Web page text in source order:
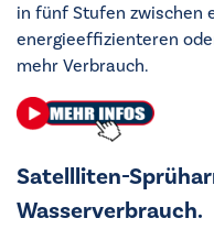
in fünf Stufen zwischen
energieeffizienteren
mehr Verbrauch.
Satellliten-
Wasserverbrauch.